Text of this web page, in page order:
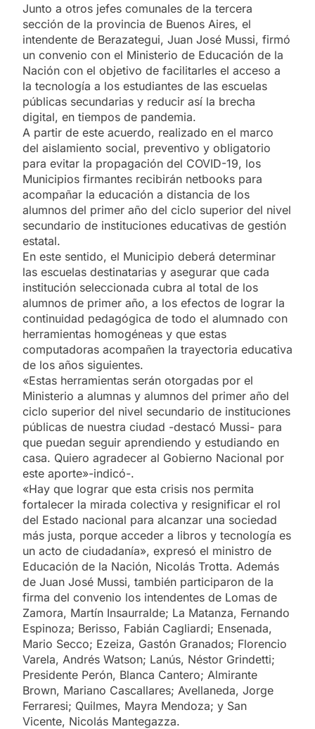
Junto a otros jefes comunales de la tercera
sección de la provincia de Buenos Aires, el
intendente de Berazategui, Juan José Mussi, firmó
un convenio con el Ministerio de Educación de la
Nación con el objetivo de facilitarles el acceso a
la tecnología a los estudiantes de las escuelas
públicas secundarias y reducir así la brecha
digital, en tiempos de pandemia.
A partir de este acuerdo, realizado en el marco
del aislamiento social, preventivo y obligatorio
para evitar la propagación del COVID-19, los
Municipios firmantes recibirán netbooks para
acompañar la educación a distancia de los
alumnos del primer año del ciclo superior del nivel
secundario de instituciones educativas de gestión
estatal.
En este sentido, el Municipio deberá determinar
las escuelas destinatarias y asegurar que cada
institución seleccionada cubra al total de los
alumnos de primer año, a los efectos de lograr la
continuidad pedagógica de todo el alumnado con
herramientas homogéneas y que estas
computadoras acompañen la trayectoria educativa
de los años siguientes.
«Estas herramientas serán otorgadas por el
Ministerio a alumnas y alumnos del primer año del
ciclo superior del nivel secundario de instituciones
públicas de nuestra ciudad -destacó Mussi- para
que puedan seguir aprendiendo y estudiando en
casa. Quiero agradecer al Gobierno Nacional por
este aporte»-indicó-.
«Hay que lograr que esta crisis nos permita
fortalecer la mirada colectiva y resignificar el rol
del Estado nacional para alcanzar una sociedad
más justa, porque acceder a libros y tecnología es
un acto de ciudadanía», expresó el ministro de
Educación de la Nación, Nicolás Trotta. Además
de Juan José Mussi, también participaron de la
firma del convenio los intendentes de Lomas de
Zamora, Martín Insaurralde; La Matanza, Fernando
Espinoza; Berisso, Fabián Cagliardi; Ensenada,
Mario Secco; Ezeiza, Gastón Granados; Florencio
Varela, Andrés Watson; Lanús, Néstor Grindetti;
Presidente Perón, Blanca Cantero; Almirante
Brown, Mariano Cascallares; Avellaneda, Jorge
Ferraresi; Quilmes, Mayra Mendoza; y San
Vicente, Nicolás Mantegazza.